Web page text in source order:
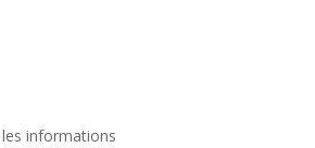
informations